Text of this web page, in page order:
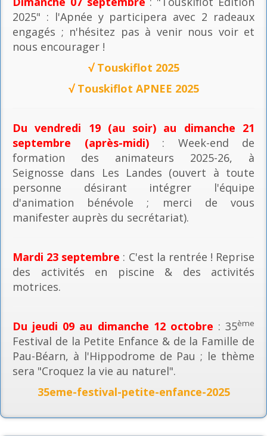
2025" : l'Apnée y participera avec 2 radeaux
engagés ; n'hésitez pas à venir nous voir et
nous encourager !
√ Touskiflot 2025
√ Touskiflot APNEE 2025
Du vendredi 19 (au soir) au dimanche 21
septembre (après-midi): Week-end de
formation des animateurs 2025-26, à
Seignosse dans Les Landes (ouvert à toute
personne désirant intégrer l'équipe
d'animation bénévole ; merci de vous
manifester auprès du secrétariat).
Mardi 23 septembre : C'est la rentrée ! Reprise
des activités en piscine & des activités
motrices.
Du jeudi 09 au dimanche 12 octobre : 35ème
Festival de la Petite Enfance & de la Famille de
Pau-Béarn, à l'Hippodrome de Pau ; le thème
sera "Croquez la vie au naturel".
35eme-festival-petite-enfance-2025